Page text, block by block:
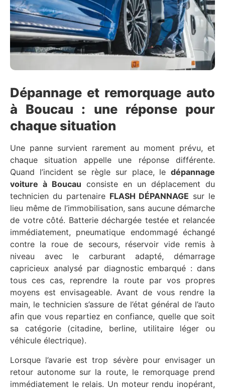
Dépannage et remorquage auto
à Boucau : une réponse pour
chaque situation
Une panne survient rarement au moment prévu, et
chaque situation appelle une réponse différente.
Quand l’incident se règle sur place, le dépannage
voiture à Boucau consiste en un déplacement du
technicien du partenaire FLASH DÉPANNAGE sur le
lieu même de l’immobilisation, sans aucune démarche
de votre côté. Batterie déchargée testée et relancée
immédiatement, pneumatique endommagé échangé
contre la roue de secours, réservoir vide remis à
niveau avec le carburant adapté, démarrage
capricieux analysé par diagnostic embarqué : dans
tous ces cas, reprendre la route par vos propres
moyens est envisageable. Avant de vous rendre la
main, le technicien s’assure de l’état général de l’auto
afin que vous repartiez en confiance, quelle que soit
sa catégorie (citadine, berline, utilitaire léger ou
véhicule électrique).
Lorsque l’avarie est trop sévère pour envisager un
retour autonome sur la route, le remorquage prend
immédiatement le relais. Un moteur rendu inopérant,